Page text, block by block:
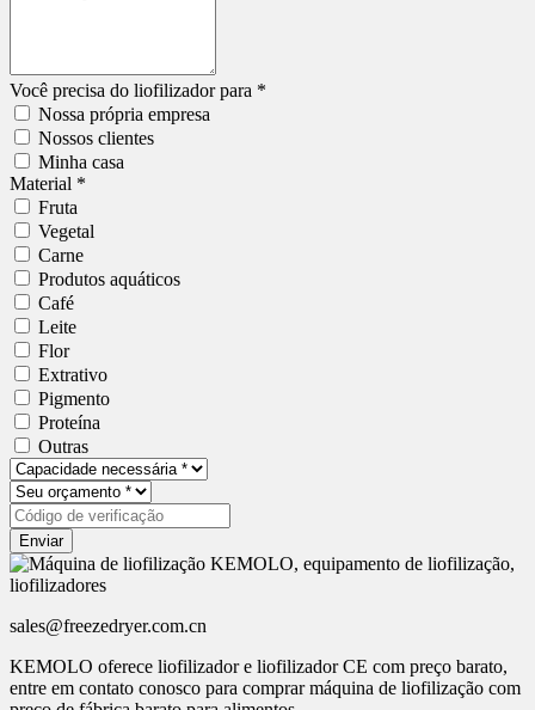
Você precisa do liofilizador para *
Nossa própria empresa
Nossos clientes
Minha casa
Material *
Fruta
Vegetal
Carne
Produtos aquáticos
Café
Leite
Flor
Extrativo
Pigmento
Proteína
Outras
Enviar
sales@freezedryer.com.cn
KEMOLO oferece liofilizador e liofilizador CE com preço barato,
entre em contato conosco para comprar máquina de liofilização com